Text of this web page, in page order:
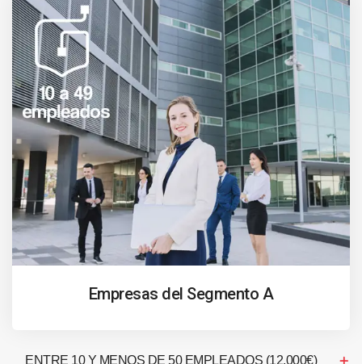
Empresas del Segmento A
ENTRE 10 Y MENOS DE 50 EMPLEADOS (12.000€)